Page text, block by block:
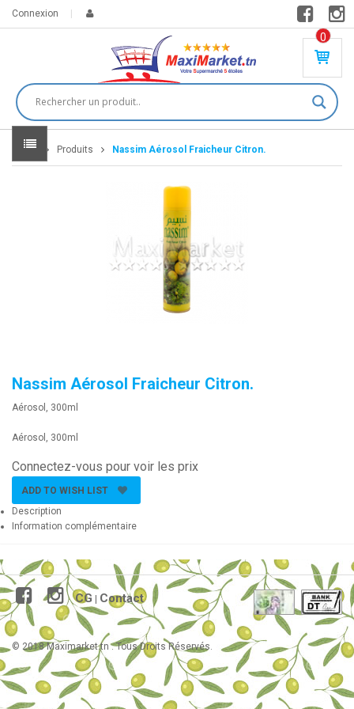
Connexion
0
PR
DU
IT(
S)
Home Produits Nassim Aérosol Fraicheur Citron.
Nassim Aérosol Fraicheur Citron.
Aérosol, 300ml
Aérosol, 300ml
Connectez-vous pour voir les prix
ADD TO WISH LIST
Description
Information complémentaire
CG Contact
© 2018 Maximarket.tn . Tous Droits Réservés.